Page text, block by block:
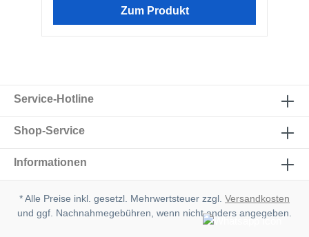
Zum Produkt
Service-Hotline
Shop-Service
Informationen
* Alle Preise inkl. gesetzl. Mehrwertsteuer zzgl. Versandkosten
und ggf. Nachnahmegebühren, wenn nicht anders angegeben.